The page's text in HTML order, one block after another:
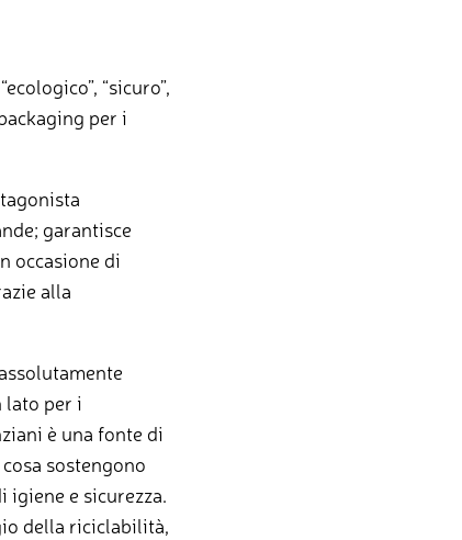
“sicuro”,
per i
garantisce
occasione di
alla
lato per i
è una fonte di
sostengono
e sicurezza.
della riciclabilità,